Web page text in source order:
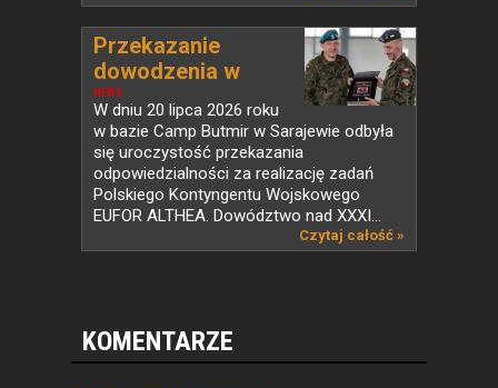
NEWS
Przekazanie
dowodzenia w
PKW...
W dniu 20 lipca 2026 roku
w bazie Camp Butmir w Sarajewie odbyła
się uroczystość przekazania
odpowiedzialności za realizację zadań
Polskiego Kontyngentu Wojskowego
EUFOR ALTHEA. Dowództwo nad XXXI...
Czytaj całość »
KOMENTARZE